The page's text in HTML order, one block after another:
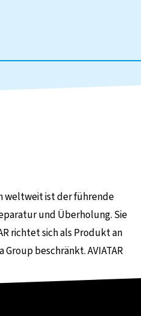
weltweit ist der führende
und Überholung. Sie
richtet sich als Produkt an
beschränkt. AVIATAR